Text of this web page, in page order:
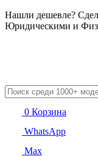
Нашли дешевле?
Юридическими и
0 Корзина
WhatsApp
Max